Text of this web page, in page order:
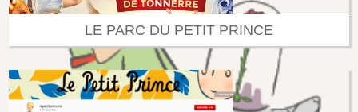
LE PARC DU PETIT PRINCE